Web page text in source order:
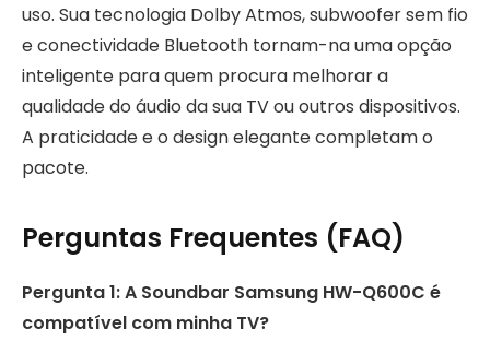
uso. Sua tecnologia Dolby Atmos, subwoofer sem fio
e conectividade Bluetooth tornam-na uma opção
inteligente para quem procura melhorar a
qualidade do áudio da sua TV ou outros dispositivos.
A praticidade e o design elegante completam o
pacote.
Perguntas Frequentes (FAQ)
Pergunta 1: A Soundbar Samsung HW-Q600C é
compatível com minha TV?